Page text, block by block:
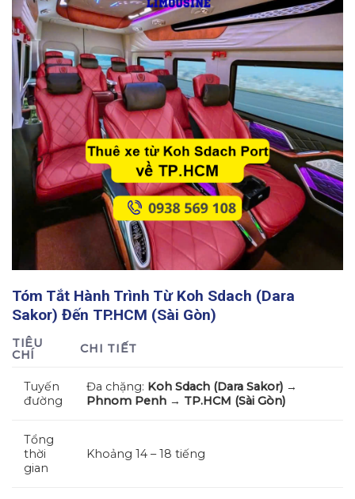
Tóm Tắt Hành Trình Từ Koh Sdach (Dara
Sakor) Đến TP.HCM (Sài Gòn)
TIÊU
CHÍ
CHI TIẾT
Tuyến
đường
Đa chặng: Koh Sdach (Dara Sakor) →
Phnom Penh → TP.HCM (Sài Gòn)
Tổng
thời
gian
Khoảng 14 – 18 tiếng